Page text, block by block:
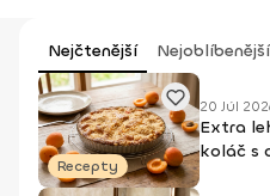
Nejčtenější Nejoblíbenější
Recepty
20 Júl
Extra
koláč s